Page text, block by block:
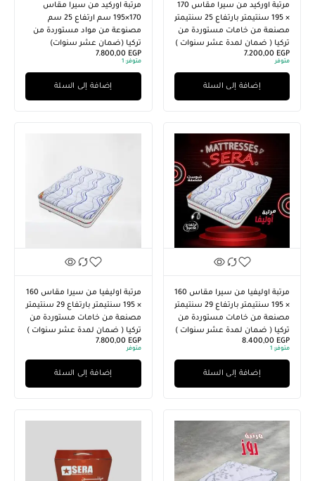
مرتبة اوركيد من سيرا مقاس 170
× 195 سنتيمتر بارتفاع 25 سنتيمتر
مصنعة من خامات مستوردة من
تركيا ( ضمان لمدة عشر سنوات )
7.200,00 EGP
متوفر
إضافة إلى السلة
مرتبة اوركيد من سيرا مقاس
170×195 سم ارتفاع 25 سم
مصنوعة من مواد مستوردة من
تركيا (ضمان عشر سنوات)
7.800,00 EGP
متوفر: 1
إضافة إلى السلة
مرتبة اوليفيا من سيرا مقاس 160
× 195 سنتيمتر بارتفاع 29 سنتيمتر
مصنعة من خامات مستوردة من
تركيا ( ضمان لمدة عشر سنوات )
8.400,00 EGP
متوفر:
إضافة إلى السلة
مرتبة اوليفيا من سيرا مقاس 160
× 195 سنتيمتر بارتفاع 29 سنتيمتر
مصنعة من خامات مستوردة من
تركيا ( ضمان لمدة عشر سنوات )
7.800,00 EGP
متوفر
إضافة إلى السلة